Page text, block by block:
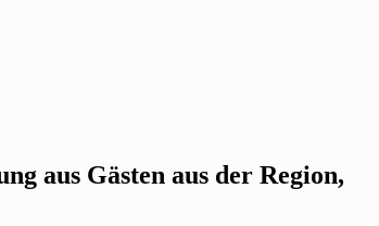
aus Gästen aus der Region,